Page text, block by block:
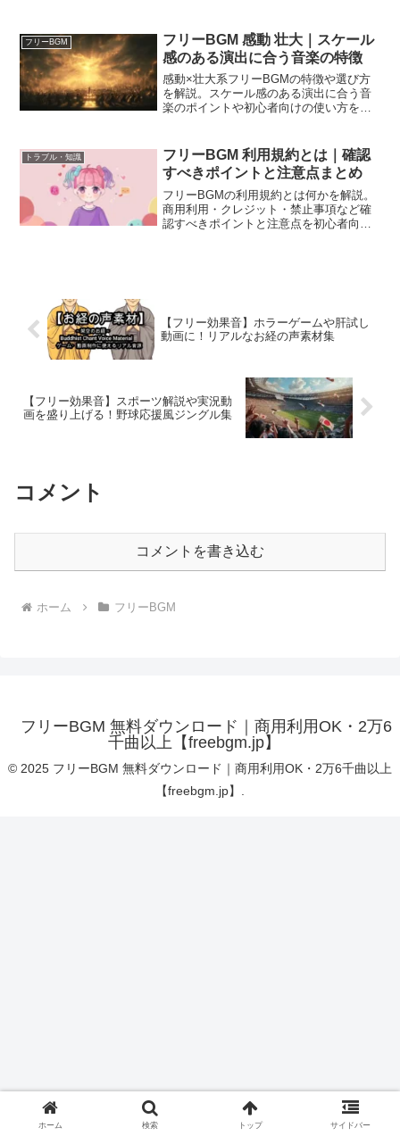
フリーBGM
フリーBGM 感動 壮大｜スケール
感のある演出に合う音楽の特徴
感動×壮大系フリーBGMの特徴や選び方
を解説。スケール感のある演出に合う音
楽のポイントや初心者向けの使い方をま
トラブル・知識
フリーBGM 利用規約とは｜確認
すべきポイントと注意点まとめ
フリーBGMの利用規約とは何かを解説。
商用利用・クレジット・禁止事項など確
認すべきポイントと注意点を初心者向け
【フリー効果音】ホラーゲームや肝試し
動画に！リアルなお経の声素材集
【フリー効果音】スポーツ解説や実況動
画を盛り上げる！野球応援風ジングル集
コメント
コメントを書き込む
ホーム フリーBGM
フリーBGM 無料ダウンロード｜商用利用OK・2万6
千曲以上【freebgm.jp】
© 2025 フリーBGM 無料ダウンロード｜商用利用OK・2万6千曲以上
【freebgm.jp】.
ホーム 検索 トップ サイドバー